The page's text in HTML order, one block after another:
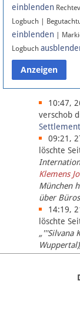
Anmelden
Datenschutz
Über Lobbypedia
Impressum
einblenden
Logbuch |
einblenden |
Logbuch
10:47,
verschob
Settlement
09:21,
löschte
Klemens
München
über
14:19,
löschte
„'''Silvana